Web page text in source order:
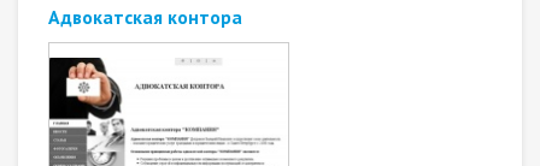
Адвокатская контора